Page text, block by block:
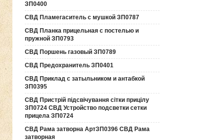
ЗП0400
СВД Пламегаситель с мушкой ЗП0787
СВД Планка прицельная с постелью и
пружной ЗП0793
СВД Поршень газовый ЗП0789
СВД Предохранитель ЗП0401
СВД Приклад с затыльником и антабкой
ЗП0395
СВД Пристрій підсвічування сітки прицілу
ЗП0724 СВД Устройство подсветки сетки
прицела ЗП0724
СВД Рама затворна АртЗП0396 СВД Рама
затворная